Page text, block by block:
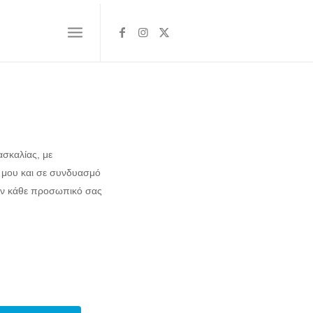
με
μου και σε συνδυασμό
κάθε προσωπικό σας